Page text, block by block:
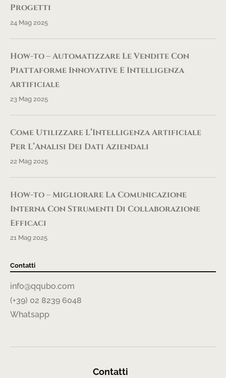
Progetti
24 Mag 2025
How-to – Automatizzare Le Vendite Con
Piattaforme Innovative E Intelligenza
Artificiale
23 Mag 2025
Come Utilizzare L’Intelligenza Artificiale
Per L’Analisi Dei Dati Aziendali
22 Mag 2025
How-to – Migliorare La Comunicazione
Interna Con Strumenti Di Collaborazione
Efficaci
21 Mag 2025
Contatti
info@qqubo.com
(+39) 02 8239 6048
Whatsapp
Contatti